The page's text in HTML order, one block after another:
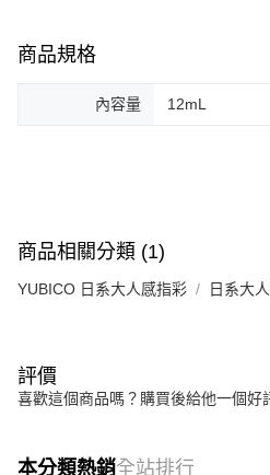
商品規格
內容量 12mL
商品相關分類 (1)
YUBICO 日系大人感指彩 日系大
評價
喜歡這個商品嗎？購買後給他一個好
本分類熱銷全站排行